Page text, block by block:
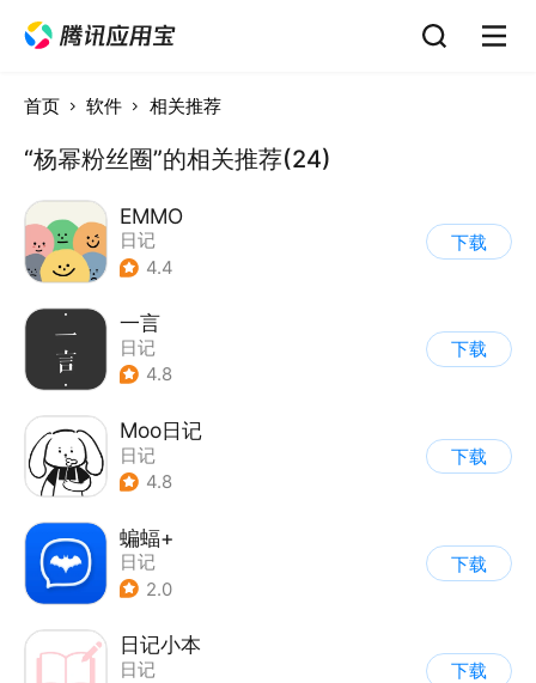
首页 软件 相关推荐
“杨幂粉丝圈”的相关推荐(24)
EMMO
日记
4.4
下载
一言
日记
4.8
下载
Moo日记
日记
4.8
下载
蝙蝠+
日记
2.0
下载
日记小本
日记
下载